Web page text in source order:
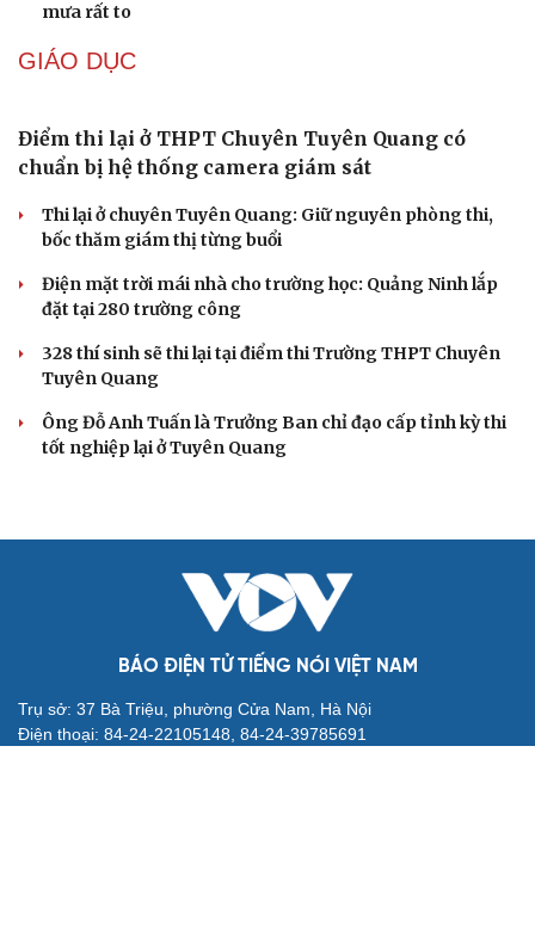
mưa rất to
GIÁO DỤC
Điểm thi lại ở THPT Chuyên Tuyên Quang có
chuẩn bị hệ thống camera giám sát
Thi lại ở chuyên Tuyên Quang: Giữ nguyên phòng thi,
bốc thăm giám thị từng buổi
Điện mặt trời mái nhà cho trường học: Quảng Ninh lắp
đặt tại 280 trường công
328 thí sinh sẽ thi lại tại điểm thi Trường THPT Chuyên
Tuyên Quang
Ông Đỗ Anh Tuấn là Trưởng Ban chỉ đạo cấp tỉnh kỳ thi
tốt nghiệp lại ở Tuyên Quang
BÁO ĐIỆN TỬ TIẾNG NÓI VIỆT NAM
Trụ sở: 37 Bà Triệu, phường Cửa Nam, Hà Nội
Điện thoại: 84-24-22105148, 84-24-39785691